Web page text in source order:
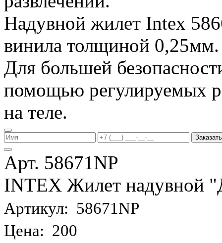
Надувной жилет Intex
винила толщиной 0,25мм.
Для большей
помощью регулируемых
на теле.
Заказать
Арт. 58671NP
INTEX Жилет надувной
Артикул: 58671NP
Цена: 200